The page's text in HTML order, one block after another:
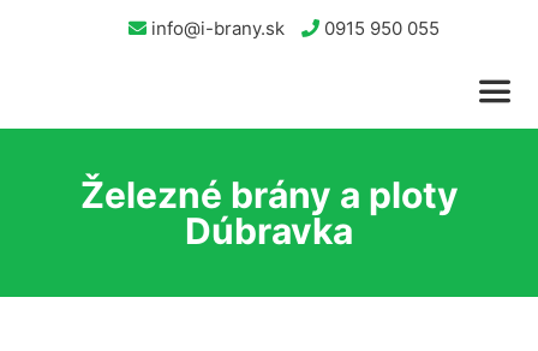
info@i-brany.sk 0915 950 055
Železné brány a ploty
Dúbravka